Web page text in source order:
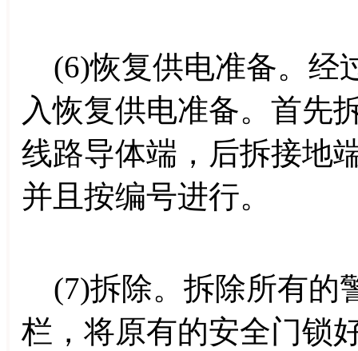
(6)恢复供电准备。经
入恢复供电准备。首先
线路导体端，后拆接地
并且按编号进行。
(7)拆除。拆除所有的
栏，将原有的安全门锁